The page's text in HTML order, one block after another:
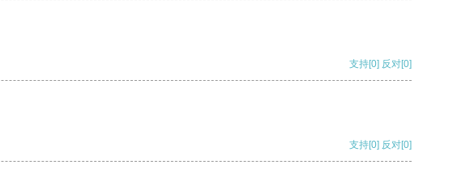
支持[0] 反对[0]
支持[0] 反对[0]